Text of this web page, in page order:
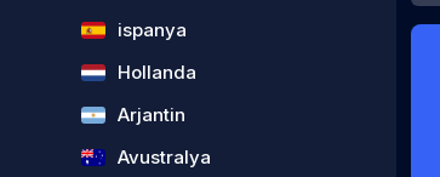
ispanya
Hollanda
Arjantin
Avustralya